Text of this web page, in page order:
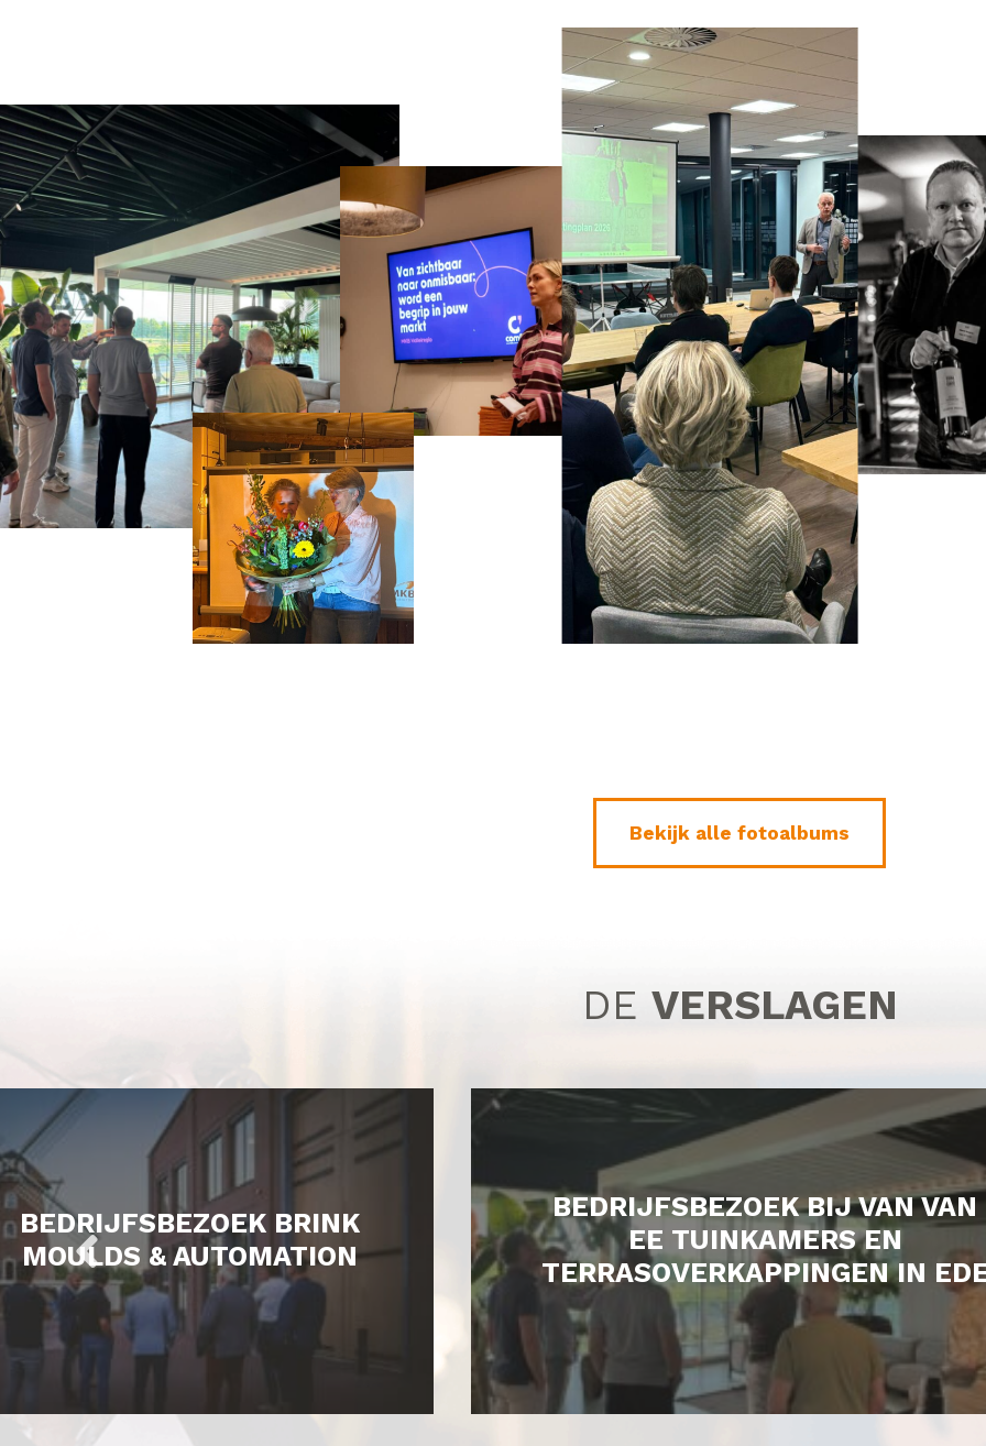
Bekijk alle fotoalbums
DE VERSLAGEN
BEDRIJFSBEZOEK BRINK
MOULDS & AUTOMATION
BEDRIJFSBEZOEK BIJ VAN VAN
EE TUINKAMERS EN
TERRASOVERKAPPINGEN IN